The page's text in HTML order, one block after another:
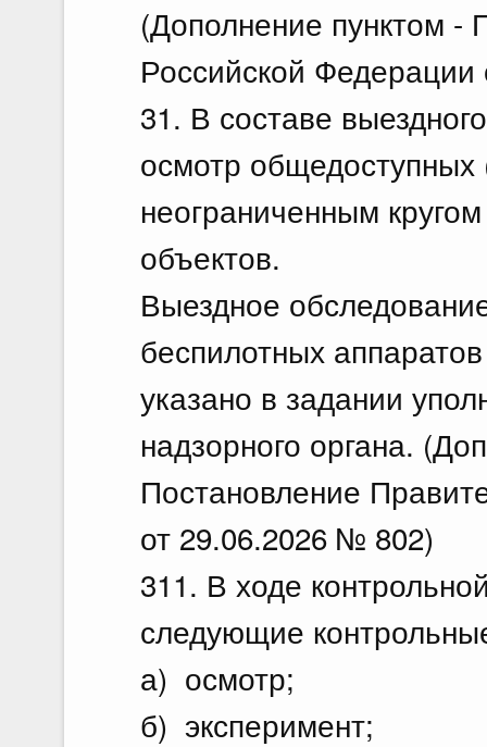
(Дополнение пунктом -
Российской
31. В составе
осмотр
неограниченным
объектов.
Выездное
беспилотных
указано в задании
надзорного органа.
Постановление
от 29.06.2026 № 802)
311. В ходе
следующие
а) осмотр;
б) эксперимент;